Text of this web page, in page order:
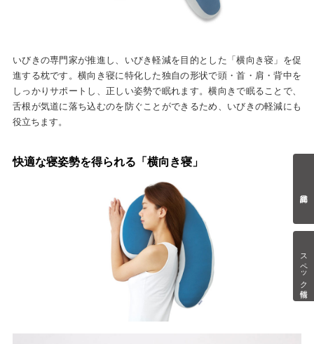
スペック情報
いびきの専門家が推進し、いびき軽減を目的とした「横向き寝」を促
進する枕です。横向き寝に特化した独自の形状で頭・首・肩・背中を
しっかりサポートし、正しい姿勢で眠れます。横向きで眠ることで、
舌根が気道に落ち込むのを防ぐことができるため、いびきの軽減にも
役立ちます。
快適な寝姿勢を得られる「横向き寝」